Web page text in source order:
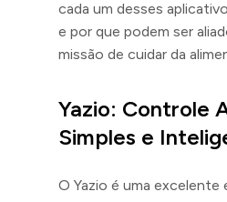
cada um desses
e por que podem ser
missão de cuidar da
Yazio: Controle
Simples e
O Yazio é uma excelente